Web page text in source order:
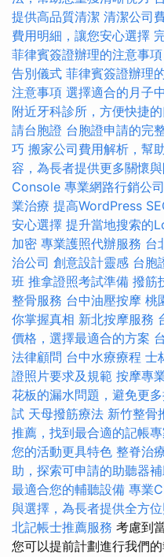
提供高品質清潔 清潔公司
費用明細，讓您安心選擇
菲律賓簽證辦理的注意事項
告別儀式 菲律賓簽證辦理
注意事項 選擇適合的月子
附近牙科診所，方便快捷
請台胞證 台胞證申請的完
巧 搬家公司費用解析，幫
容，為長者提供更多關懷
Console 專業網路行銷公司
業治療 提高WordPress
安心選擇 提升當地搜索的
加密 專業護照代辦服務 台
治公司 創意設計靈感 台胞
班 推拿證照考試準備 撥筋
整骨服務 台中油壓按摩 桃
你掌握真相 新北按摩服務
價格，選擇最適合的方案
法律顧問 台中水療療程 士
證照片要求及規範 按摩專
花板的漏水問題，避免更
試 天母撥筋療法 新竹整骨
推薦，找到最合適的記帳
您的活動更具特色 整脊治
助，探索可申請的助聽器
最適合您的輔聽設備 專業
與選擇，為長者提供全方
北記帳士推薦服務 考慮到
您可以提前計劃進行我們